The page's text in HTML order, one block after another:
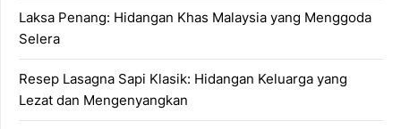
Laksa Penang: Hidangan Khas Malaysia yang Menggoda
Selera
Resep Lasagna Sapi Klasik: Hidangan Keluarga yang
Lezat dan Mengenyangkan